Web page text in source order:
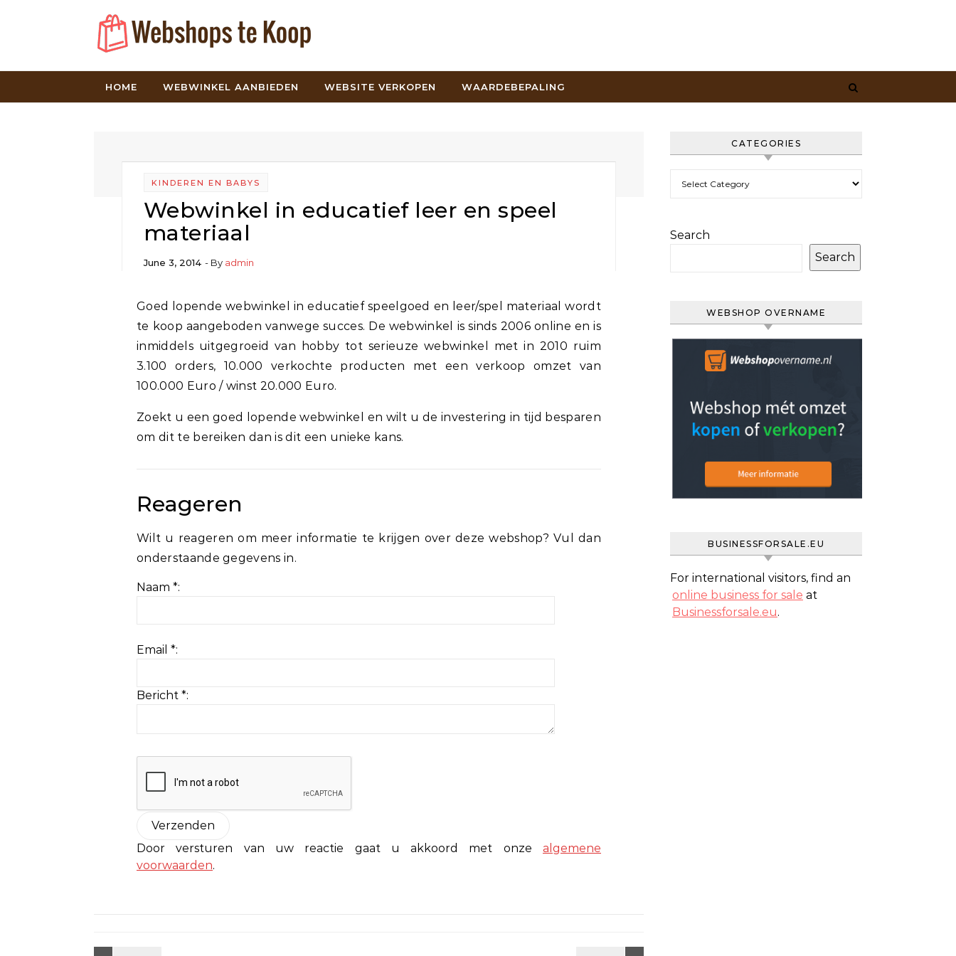
HOME WEBWINKEL AANBIEDEN WEBSITE VERKOPEN WAARDEBEPALING
KINDEREN EN BABYS
Webwinkel in educatief leer en speel
materiaal
June 3, 2014 - By admin
Goed lopende webwinkel in educatief speelgoed en leer/spel materiaal wordt
te koop aangeboden vanwege succes. De webwinkel is sinds 2006 online en is
inmiddels uitgegroeid van hobby tot serieuze webwinkel met in 2010 ruim
3.100 orders, 10.000 verkochte producten met een verkoop omzet van
100.000 Euro / winst 20.000 Euro.
Zoekt u een goed lopende webwinkel en wilt u de investering in tijd besparen
om dit te bereiken dan is dit een unieke kans.
Reageren
Wilt u reageren om meer informatie te krijgen over deze webshop? Vul dan
onderstaande gegevens in.
Naam *:
Email *:
Bericht *:
Door versturen van uw reactie gaat u akkoord met onze algemene
voorwaarden.
CATEGORIES
Search
Search
WEBSHOP OVERNAME
BUSINESSFORSALE.EU
For international visitors, find an
online business for sale at
Businessforsale.eu.